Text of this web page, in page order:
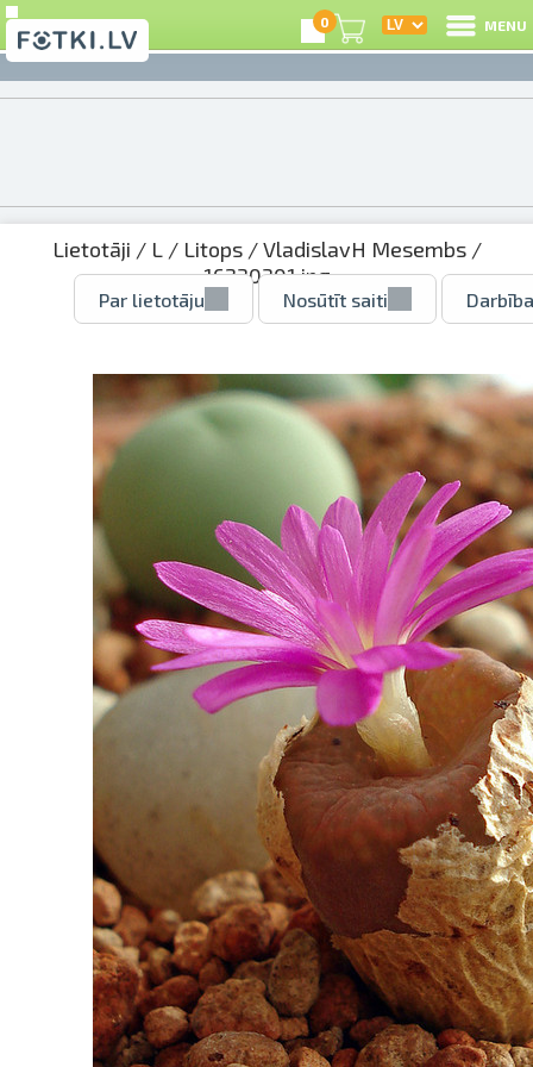
0 MENU
Lietotāji / L/ Litops/VladislavH Mesembs/
16230301.jpg
Par lietotāju Nosūtīt saiti